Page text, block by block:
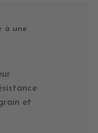
à une
et